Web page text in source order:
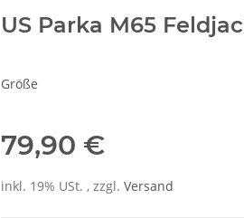
US Parka M65
Größe
79,90 €
inkl. 19% USt. , zzgl. Versand